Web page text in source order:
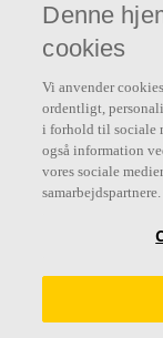
forbedre
sound effect
Diffus
Digitale værktøjer
Denne
cookies
Vi anvender
ordentligt,
i forhold til sociale
også information
vores sociale